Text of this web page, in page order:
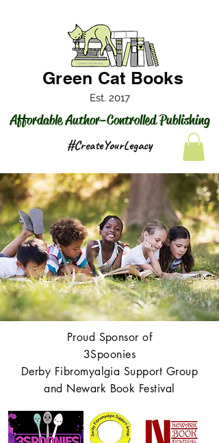
Affordable Author-Controlled Publishing
Green Cat Books
Est. 2017
#CreateYourLegacy
Proud Sponsor of
3Spoonies
Derby Fibromyalgia Support Group
and Newark Book Festival